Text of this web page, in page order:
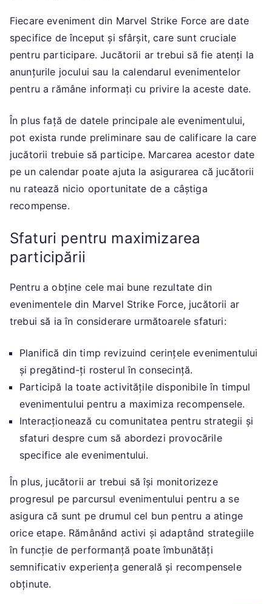
Fiecare eveniment din Marvel Strike Force are date
specifice de început și sfârșit, care sunt cruciale
pentru participare. Jucătorii ar trebui să fie atenți la
anunțurile jocului sau la calendarul evenimentelor
pentru a rămâne informați cu privire la aceste date.
În plus față de datele principale ale evenimentului,
pot exista runde preliminare sau de calificare la care
jucătorii trebuie să participe. Marcarea acestor date
pe un calendar poate ajuta la asigurarea că jucătorii
nu ratează nicio oportunitate de a câștiga
recompense.
Sfaturi pentru maximizarea
participării
Pentru a obține cele mai bune rezultate din
evenimentele din Marvel Strike Force, jucătorii ar
trebui să ia în considerare următoarele sfaturi:
Planifică din timp revizuind cerințele evenimentului
și pregătind-ți rosterul în consecință.
Participă la toate activitățile disponibile în timpul
evenimentului pentru a maximiza recompensele.
Interacționează cu comunitatea pentru strategii și
sfaturi despre cum să abordezi provocările
specifice ale evenimentului.
În plus, jucătorii ar trebui să își monitorizeze
progresul pe parcursul evenimentului pentru a se
asigura că sunt pe drumul cel bun pentru a atinge
orice etape. Rămânând activi și adaptând strategiile
în funcție de performanță poate îmbunătăți
semnificativ experiența generală și recompensele
obținute.